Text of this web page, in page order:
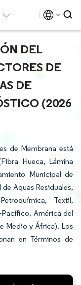
DEL
DE
DE
(2026
de Membrana está
Hueca, Lámina
Municipal de
Aguas Residuales,
Textil,
América del
Medio y África). Los
en Términos de